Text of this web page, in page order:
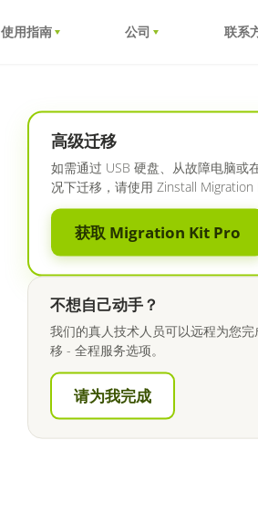
使用指南 公司 联系
高级迁移
如需通过 USB 硬盘、从故障电脑或
况下迁移，请使用 Zinstall Migration
获取 Migration Kit Pro
不想自己动手？
我们的真人技术人员可以远程为您
移 - 全程服务选项。
请为我完成